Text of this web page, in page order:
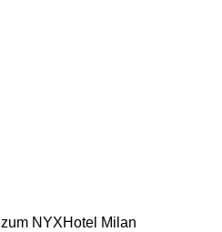
NYXHotel Milan